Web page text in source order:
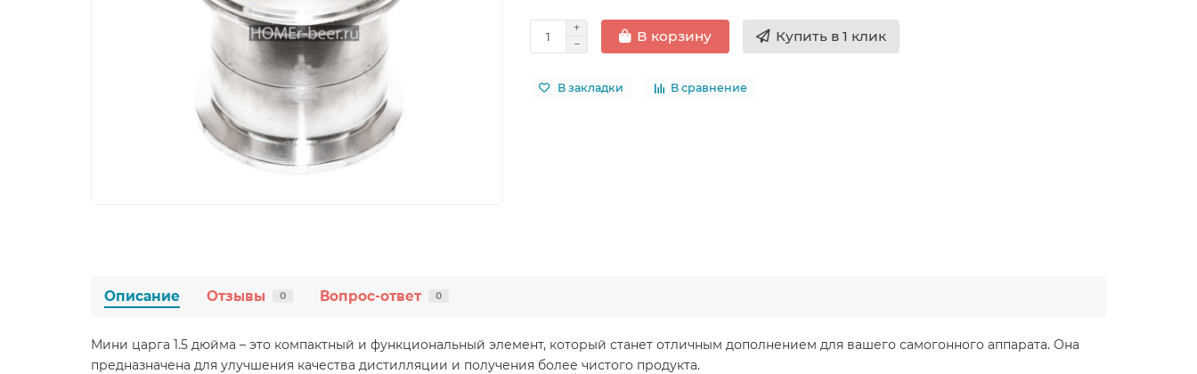
В корзину Купить в 1 клик
В закладки В сравнение
Описание Отзывы 0 Вопрос-ответ 0
Мини царга 1.5 дюйма – это компактный и функциональный элемент, который станет отличным дополнением для вашего самогонного аппарата. Она
предназначена для улучшения качества дистилляции и получения более чистого продукта.